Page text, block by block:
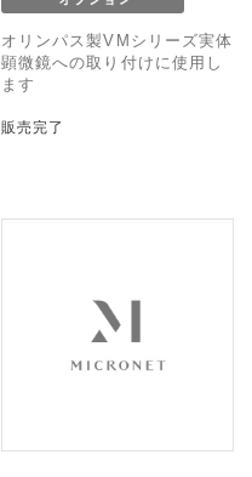
オリンパス製VMシリーズ実体
顕微鏡への取り付けに使用し
ます
販売完了